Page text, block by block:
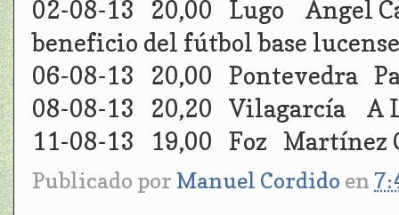
02-08-13 20,00 Lugo Ángel
beneficio del fútbol base lucense
06-08-13 20,00 Pontevedra
08-08-13 20,20 Vilagarcía A
11-08-13 19,00 Foz Martínez
Publicado por Manuel Cordido en